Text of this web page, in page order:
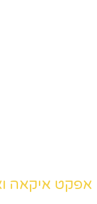
אפקט איקאה